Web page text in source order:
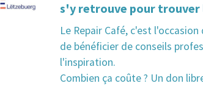
s'y retrouve pour
Le Repair Café, c'est
de bénéficier de conseils
l'inspiration.
Combien ça coûte ? Un don